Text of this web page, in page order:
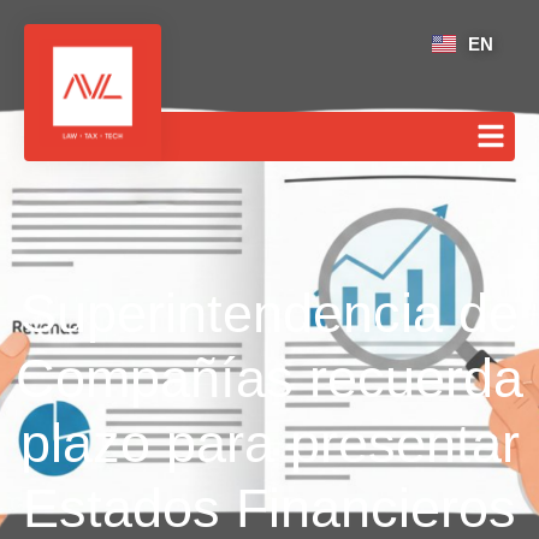
EN
Superintendencia de
Compañías recuerda
plazo para presentar
Estados Financieros